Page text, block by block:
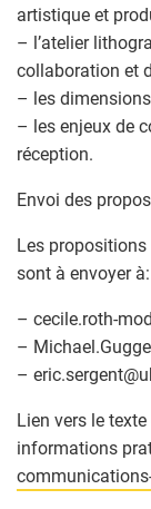
artistique et
– l’atelier
collaboration et
– les
– les enjeux de
réception.
Envoi des
Les propositions
sont à envoyer à:
– cecile.roth-
–
– eric.sergent@
Lien vers le
informations